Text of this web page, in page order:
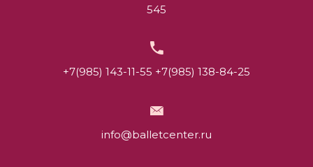
545
+7(985) 143-11-55 +7(985) 138-84-25
info@balletcenter.ru